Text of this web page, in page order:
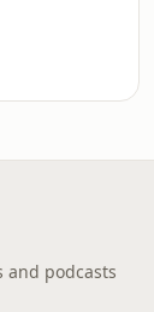
and podcasts